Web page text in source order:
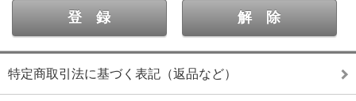
特定商取引法に基づく表記（返品など）